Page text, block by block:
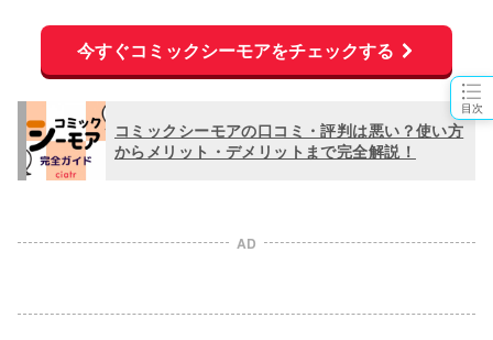
目次
今すぐコミックシーモアをチェックする
コミックシーモアの口コミ・評判は悪い？使い方
からメリット・デメリットまで完全解説！
AD